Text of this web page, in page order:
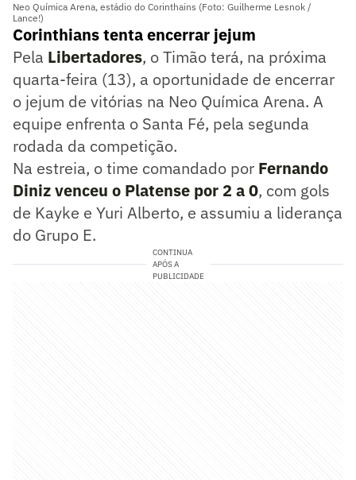
Neo Química Arena, estádio do Corinthains (Foto: Guilherme Lesnok /
Lance!)
Corinthians tenta encerrar jejum
Pela Libertadores, o Timão terá, na próxima
quarta-feira (13), a oportunidade de encerrar
o jejum de vitórias na Neo Química Arena. A
equipe enfrenta o Santa Fé, pela segunda
rodada da competição.
Na estreia, o time comandado por Fernando
Diniz venceu o Platense por 2 a 0, com gols
de Kayke e Yuri Alberto, e assumiu a liderança
do Grupo E.
CONTINUA
APÓS A
PUBLICIDADE